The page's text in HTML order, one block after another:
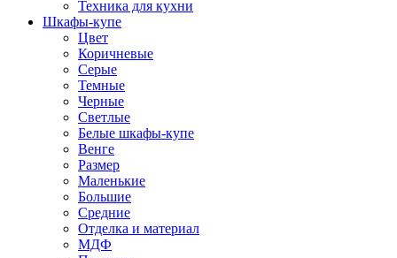
Техника для кухни
Шкафы-купе
Цвет
Коричневые
Серые
Темные
Черные
Светлые
Белые шкафы-купе
Венге
Размер
Маленькие
Большие
Средние
Отделка и материал
МДФ